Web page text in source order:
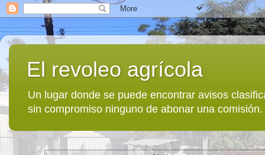
El revoleo agrícola
Un lugar donde se puede encontrar avisos
sin compromiso ninguno de abonar una comisión.